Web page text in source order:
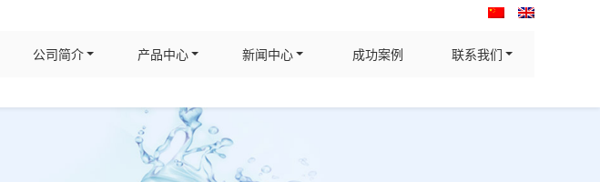
公司简介 产品中心 新闻中心 成功案例 联系我们